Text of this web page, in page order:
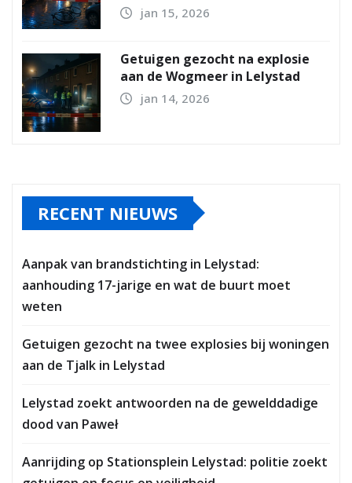
jan 15, 2026
Getuigen gezocht na explosie
aan de Wogmeer in Lelystad
jan 14, 2026
RECENT NIEUWS
Aanpak van brandstichting in Lelystad:
aanhouding 17-jarige en wat de buurt moet
weten
Getuigen gezocht na twee explosies bij woningen
aan de Tjalk in Lelystad
Lelystad zoekt antwoorden na de gewelddadige
dood van Paweł
Aanrijding op Stationsplein Lelystad: politie zoekt